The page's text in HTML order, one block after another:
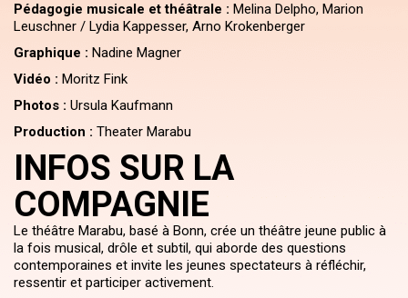
Pédagogie musicale et théâtrale : Melina Delpho, Marion
Leuschner / Lydia Kappesser, Arno Krokenberger
Graphique : Nadine Magner
Vidéo : Moritz Fink
Photos : Ursula Kaufmann
Production : Theater Marabu
INFOS SUR LA
COMPAGNIE
Le théâtre Marabu, basé à Bonn, crée un théâtre jeune public à
la fois musical, drôle et subtil, qui aborde des questions
contemporaines et invite les jeunes spectateurs à réfléchir,
ressentir et participer activement.